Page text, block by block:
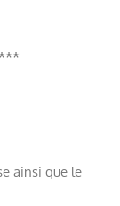
ainsi que le